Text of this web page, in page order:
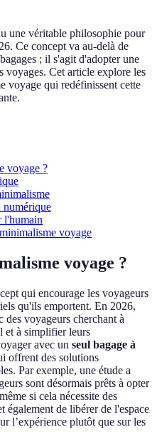
une véritable philosophie pour
Ce concept va au-delà de
; il s'agit d'adopter une
voyages. Cet article explore les
voyage qui redéfinissent cette
voyage ?
numérique
l'humain
voyage
voyage ?
qui encourage les voyageurs
qu'ils emportent. En 2026,
des voyageurs cherchant à
et à simplifier leurs
avec un seul bagage à
offrent des solutions
Par exemple, une étude a
sont désormais prêts à opter
si cela nécessite des
de libérer de l'espace
l’expérience plutôt que sur les